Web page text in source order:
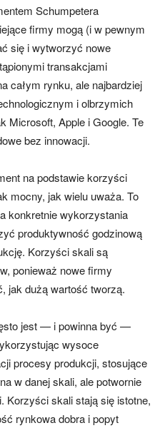
Schumpetera
firmy mogą (i w pewnym
się i wytworzyć nowe
transakcjami
całym rynku, ale najbardziej
i olbrzymich
Microsoft, Apple i Google. Te
bez innowacji.
na podstawie korzyści
mocny, jak wielu uważa. To
konkretnie wykorzystania
produktywność godzinową
Korzyści skali są
ponieważ nowe firmy
jak dużą wartość tworzą.
jest — i powinna być —
wysoce
procesy produkcji, stosujące
w danej skali, ale potwornie
Korzyści skali stają się istotne,
rynkowa dobra i popyt